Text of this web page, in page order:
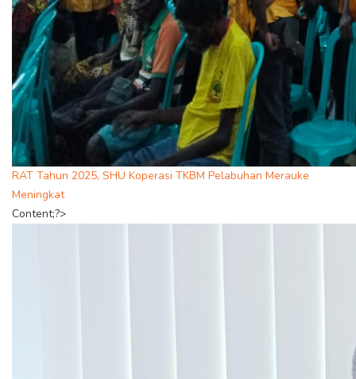
RAT Tahun 2025, SHU Koperasi TKBM Pelabuhan Merauke
Meningkat
Content;?>